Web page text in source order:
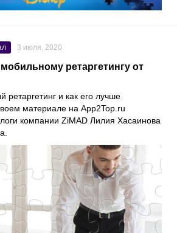
3 июля, 2020
ретаргетингу от
ретаргетинг и как его лучше
материале на App2Top.ru
компании ZiMAD Лилия Хасаинова